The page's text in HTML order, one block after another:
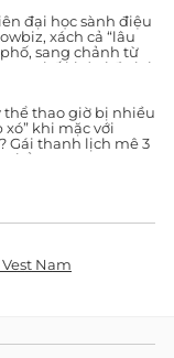
đại học sành điệu
xách cả “lâu
sang chảnh từ
ra phố khó ai đọ lại
thể thao giờ bị nhiều
xó” khi mặc với
Gái thanh lịch mê 3
hẳn
Vest Nam